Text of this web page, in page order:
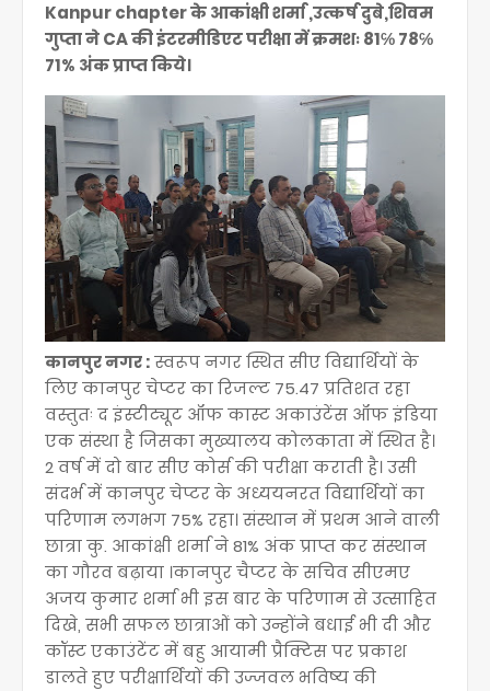
Kanpur chapter के आकांक्षी शर्मा ,उत्कर्ष दुबे,शिवम
गुप्ता ने CA की इंटरमीडिएट परीक्षा में क्रमशः 81℅ 78℅
71% अंक प्राप्त किये।
कानपुर नगर :स्वरूप नगर स्थित सीए विद्यार्थियों के
लिए कानपुर चेप्टर का रिजल्ट 75.47 प्रतिशत रहा
वस्तुतः द इंस्टीट्यूट ऑफ कास्ट अकाउंटेंस ऑफ इंडिया
एक संस्था है जिसका मुख्यालय कोलकाता में स्थित है।
2 वर्ष में दो बार सीए कोर्स की परीक्षा कराती है। उसी
संदर्भ में कानपुर चेप्टर के अध्ययनरत विद्यार्थियों का
परिणाम लगभग 75% रहा। संस्थान में प्रथम आने वाली
छात्रा कु. आकांक्षी शर्मा ने 81% अंक प्राप्त कर संस्थान
का गौरव बढ़ाया ।कानपुर चैप्टर के सचिव सीएमए
अजय कुमार शर्मा भी इस बार के परिणाम से उत्साहित
दिखे, सभी सफल छात्राओं को उन्होंने बधाई भी दी और
कॉस्ट एकाउंटेंट में बहु आयामी प्रैक्टिस पर प्रकाश
डालते हुए परीक्षार्थियों की उज्जवल भविष्य की